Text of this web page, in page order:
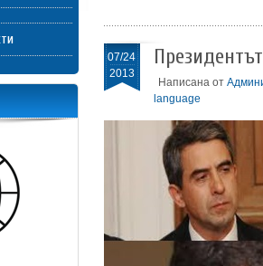
07/24
2013
Написана от
language